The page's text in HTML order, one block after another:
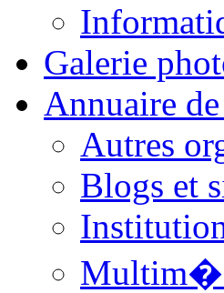
Galerie
Annuaire
Autres
Blogs et